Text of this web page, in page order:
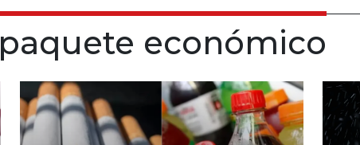
paquete económico